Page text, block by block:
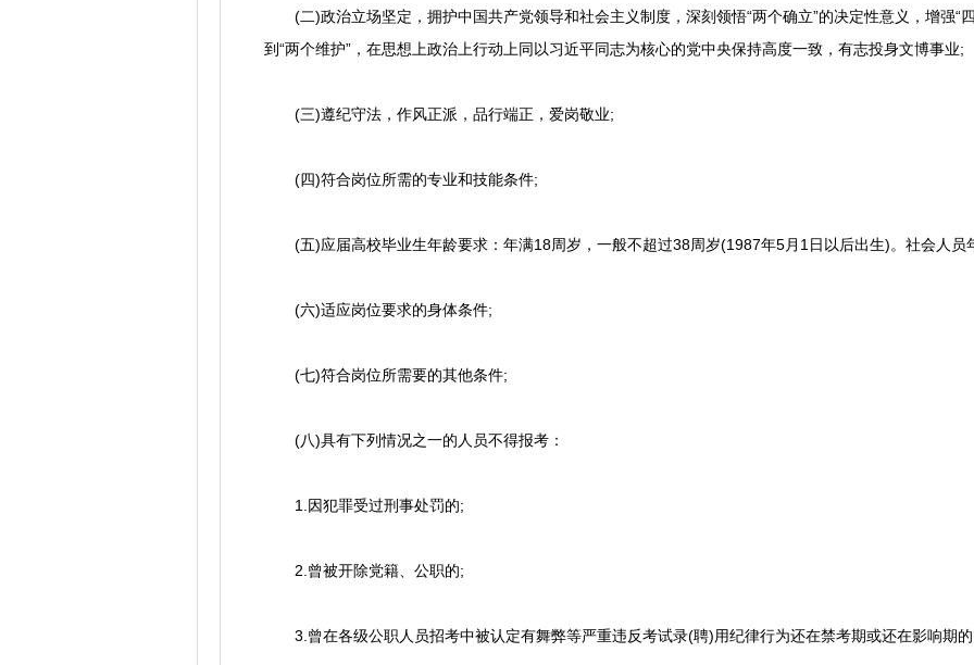
(二)政治立场坚定，拥护中国共产党领导和社会主义制度，深刻领悟“两个确立”的决定性意义，增强“四
到“两个维护”，在思想上政治上行动上同以习近平同志为核心的党中央保持高度一致，有志投身文博事业;
(三)遵纪守法，作风正派，品行端正，爱岗敬业;
(四)符合岗位所需的专业和技能条件;
(五)应届高校毕业生年龄要求：年满18周岁，一般不超过38周岁(1987年5月1日以后出生)。社会人员
(六)适应岗位要求的身体条件;
(七)符合岗位所需要的其他条件;
(八)具有下列情况之一的人员不得报考：
1.因犯罪受过刑事处罚的;
2.曾被开除党籍、公职的;
3.曾在各级公职人员招考中被认定有舞弊等严重违反考试录(聘)用纪律行为还在禁考期或还在影响期